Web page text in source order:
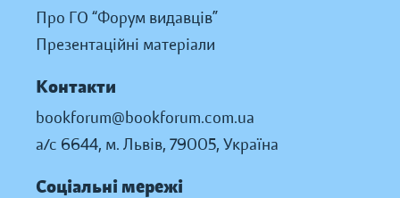
Про ГО “Форум видавців”
Презентаційні матеріали
Контакти
bookforum@bookforum.com.ua
а/с 6644, м. Львів, 79005, Україна
Соціальні мережі